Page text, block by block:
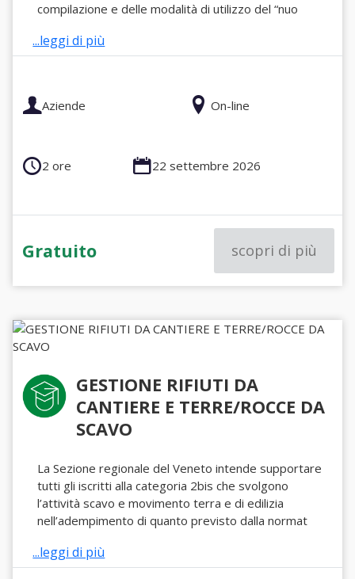
compilazione e delle modalità di utilizzo del “nuo
...leggi di più
Aziende On-line
2 ore 22 settembre 2026
Gratuito scopri di più
GESTIONE RIFIUTI DA
CANTIERE E TERRE/ROCCE DA
SCAVO
La Sezione regionale del Veneto intende supportare
tutti gli iscritti alla categoria 2bis che svolgono
l’attività scavo e movimento terra e di edilizia
nell’adempimento di quanto previsto dalla normat
...leggi di più